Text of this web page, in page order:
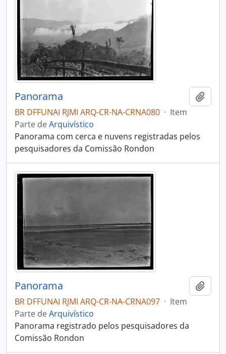
Panorama
BR DFFUNAI RJMI ARQ-CR-NA-CRNA080 · Item
Parte deArquivístico
Panorama com cerca e nuvens registradas pelos
pesquisadores da Comissão Rondon
Panorama
BR DFFUNAI RJMI ARQ-CR-NA-CRNA097 · Item
Parte deArquivístico
Panorama registrado pelos pesquisadores da
Comissão Rondon